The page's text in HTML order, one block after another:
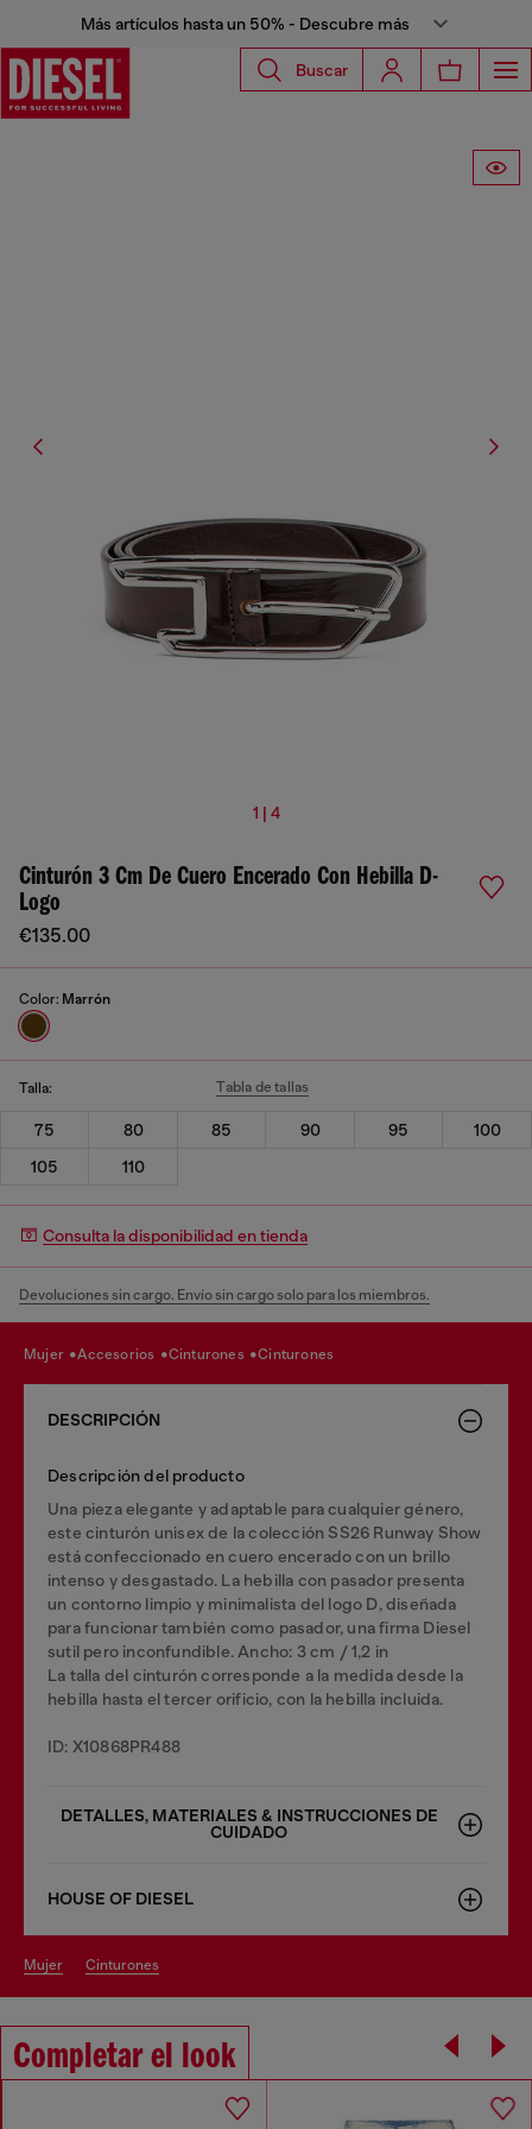
Más artículos hasta un 50% - Descubre más
Buscar
1 | 4
Cinturón 3 Cm De Cuero Encerado Con Hebilla D-
Logo
€135.00
Color: Marrón
Talla: Tabla de tallas
75 80 85 90 95
100
105
110
Consulta la disponibilidad en tienda
Devoluciones sin cargo. Envío sin cargo solo para los miembros.
mujer accesorios cinturones cinturones
DESCRIPCIÓN
Descripción del producto
Una pieza elegante y adaptable para cualquier género,
este cinturón unisex de la colección SS26 Runway Show
está confeccionado en cuero encerado con un brillo
intenso y desgastado. La hebilla con pasador presenta
un contorno limpio y minimalista del logo D, diseñada
para funcionar también como pasador, una firma Diesel
sutil pero inconfundible. Ancho: 3 cm / 1,2 in
La talla del cinturón corresponde a la medida desde la
hebilla hasta el tercer orificio, con la hebilla incluida.
ID: X10868PR488
DETALLES, MATERIALES & INSTRUCCIONES DE
CUIDADO
HOUSE OF DIESEL
mujer cinturones
Completar el look